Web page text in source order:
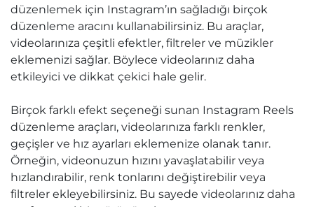
düzenlemek için Instagram’ın sağladığı birçok
düzenleme aracını kullanabilirsiniz. Bu araçlar,
videolarınıza çeşitli efektler, filtreler ve müzikler
eklemenizi sağlar. Böylece videolarınız daha
etkileyici ve dikkat çekici hale gelir.
Birçok farklı efekt seçeneği sunan Instagram Reels
düzenleme araçları, videolarınıza farklı renkler,
geçişler ve hız ayarları eklemenize olanak tanır.
Örneğin, videonuzun hızını yavaşlatabilir veya
hızlandırabilir, renk tonlarını değiştirebilir veya
filtreler ekleyebilirsiniz. Bu sayede videolarınız daha